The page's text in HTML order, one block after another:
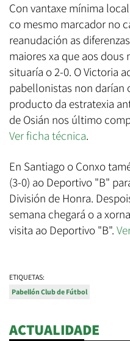
Con vantaxe mínima
co mesmo marcador no
reanudación as
maiores xa que aos
situaría o 2-0. O Victoria
pabellonistas non darían
producto da estratexia
de Osián nos último
Ver ficha técnica.
En Santiago o Conxo
(3-0) ao Deportivo "B"
División de Honra.
semana chegará o a
visita ao Deportivo "B".
ETIQUETAS:
Pabellón Club de Fútbol
ACTUALIDADE